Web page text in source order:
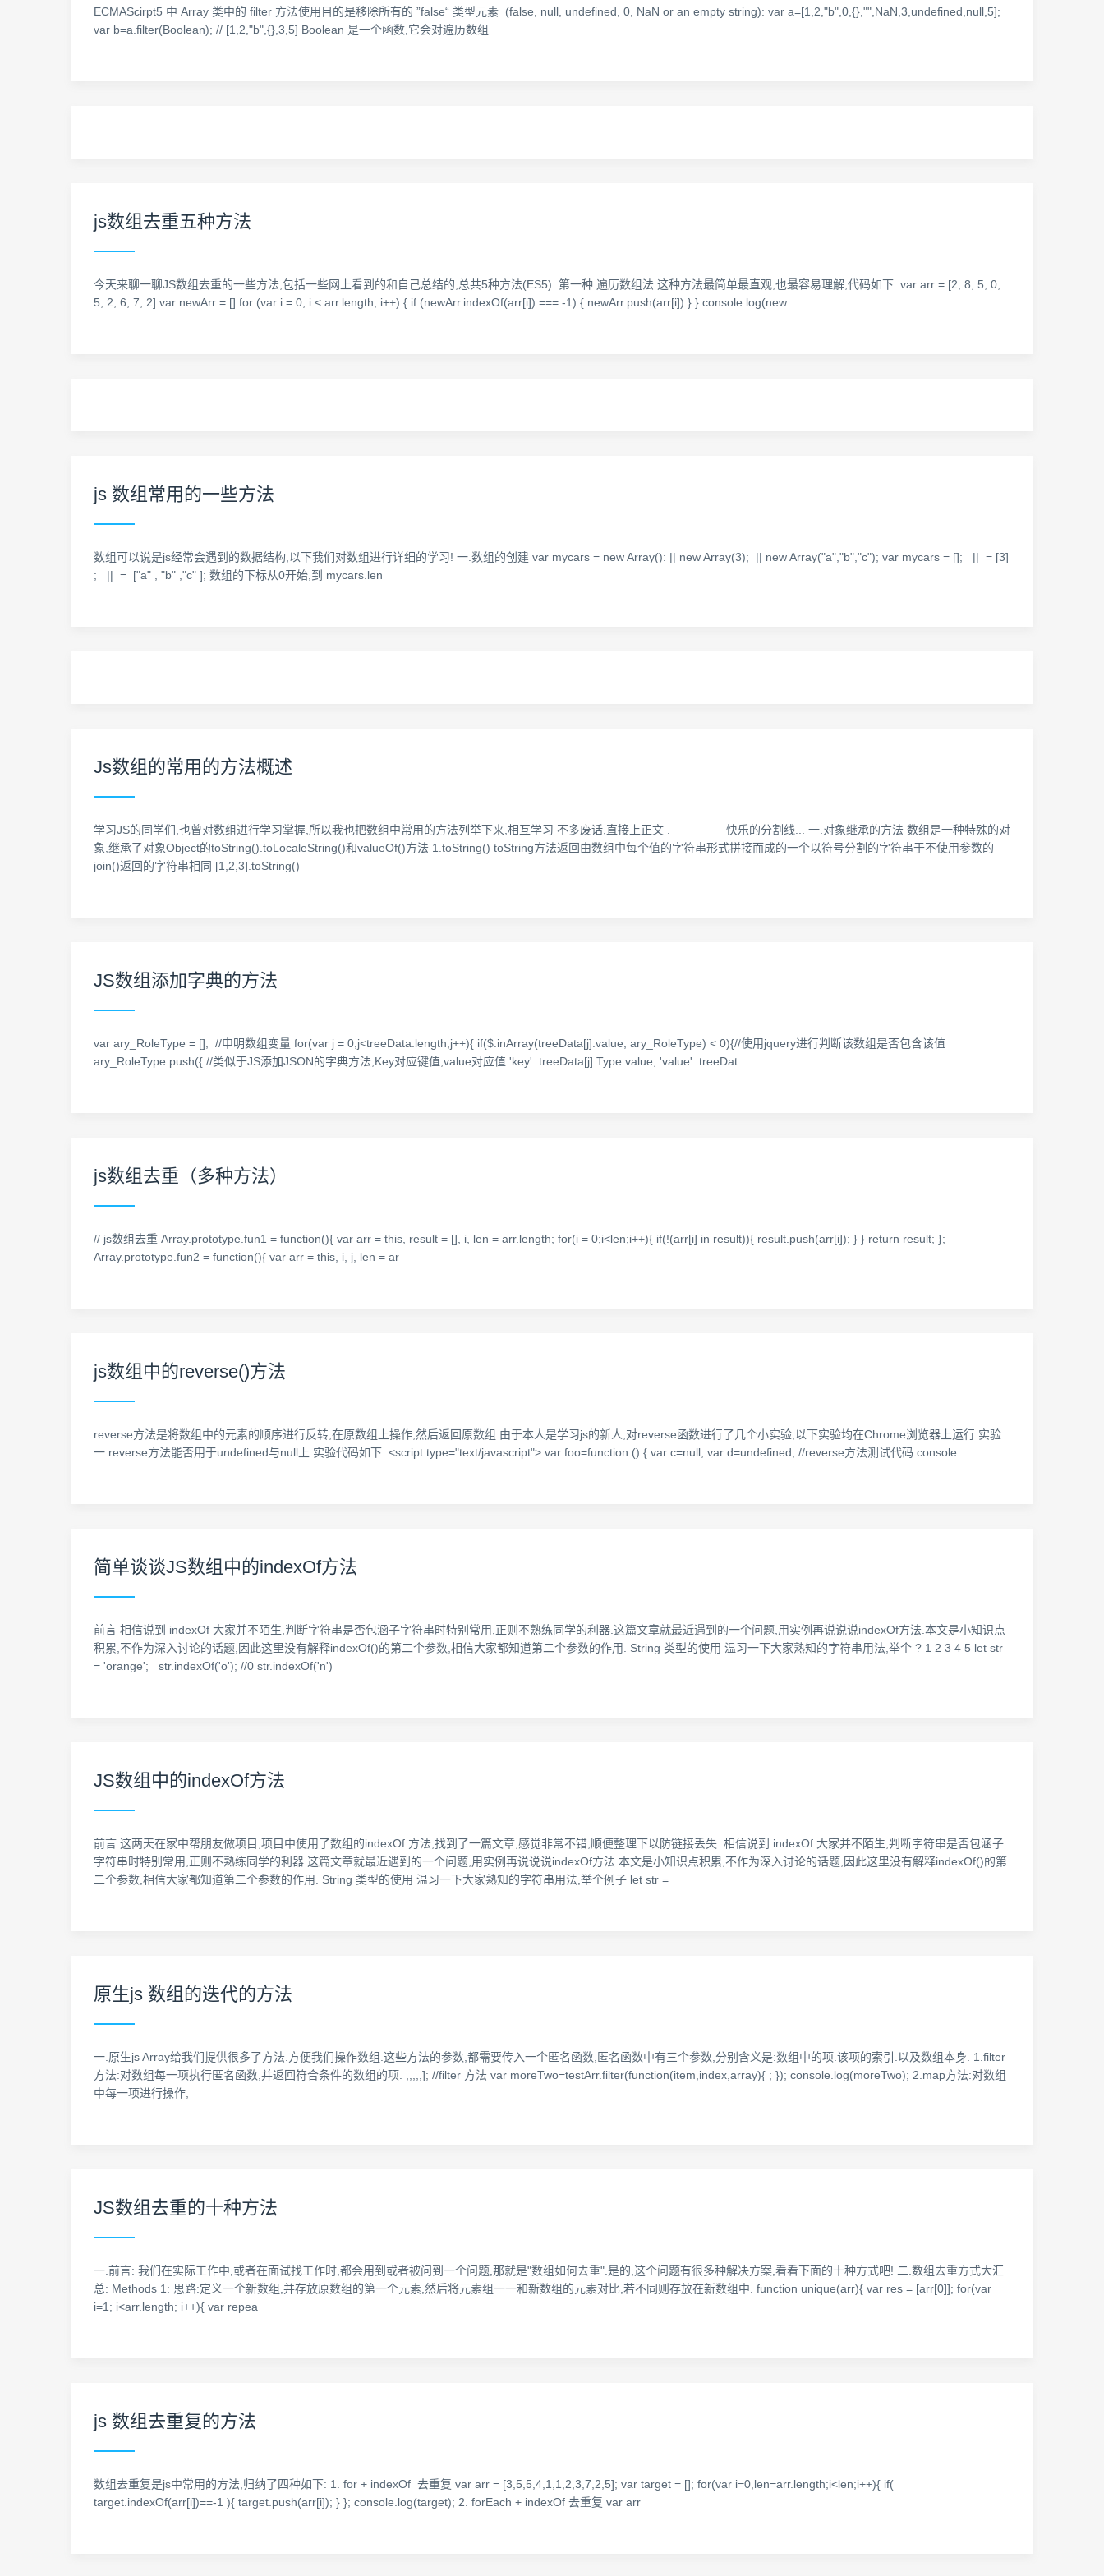
ECMAScirpt5 中 Array 类中的 filter 方法使用目的是移除所有的 ”false“ 类型元素 (false, null, undefined, 0, NaN or an empty string): var a=[1,2,"b",0,{},"",NaN,3,undefined,null,5];
var b=a.filter(Boolean); // [1,2,"b",{},3,5] Boolean 是一个函数,它会对遍历数组
js数组去重五种方法
今天来聊一聊JS数组去重的一些方法,包括一些网上看到的和自己总结的,总共5种方法(ES5). 第一种:遍历数组法 这种方法最简单最直观,也最容易理解,代码如下: var arr = [2, 8, 5, 0,
5, 2, 6, 7, 2] var newArr = [] for (var i = 0; i < arr.length; i++) { if (newArr.indexOf(arr[i]) === -1) { newArr.push(arr[i]) } } console.log(new
js 数组常用的一些方法
数组可以说是js经常会遇到的数据结构,以下我们对数组进行详细的学习! 一.数组的创建 var mycars = new Array(): || new Array(3); || new Array("a","b","c"); var mycars = []; || = [3]
; || = ["a" , "b" ,"c" ]; 数组的下标从0开始,到 mycars.len
Js数组的常用的方法概述
学习JS的同学们,也曾对数组进行学习掌握,所以我也把数组中常用的方法列举下来,相互学习 不多废话,直接上正文 . 快乐的分割线... 一.对象继承的方法 数组是一种特殊的对
象,继承了对象Object的toString().toLocaleString()和valueOf()方法 1.toString() toString方法返回由数组中每个值的字符串形式拼接而成的一个以符号分割的字符串于不使用参数的
join()返回的字符串相同 [1,2,3].toString()
JS数组添加字典的方法
var ary_RoleType = []; //申明数组变量 for(var j = 0;j<treeData.length;j++){ if($.inArray(treeData[j].value, ary_RoleType) < 0){//使用jquery进行判断该数组是否包含该值
ary_RoleType.push({ //类似于JS添加JSON的字典方法,Key对应键值,value对应值 'key': treeData[j].Type.value, 'value': treeDat
js数组去重（多种方法）
// js数组去重 Array.prototype.fun1 = function(){ var arr = this, result = [], i, len = arr.length; for(i = 0;i<len;i++){ if(!(arr[i] in result)){ result.push(arr[i]); } } return result; };
Array.prototype.fun2 = function(){ var arr = this, i, j, len = ar
js数组中的reverse()方法
reverse方法是将数组中的元素的顺序进行反转,在原数组上操作,然后返回原数组.由于本人是学习js的新人,对reverse函数进行了几个小实验,以下实验均在Chrome浏览器上运行 实验
一:reverse方法能否用于undefined与null上 实验代码如下: <script type="text/javascript"> var foo=function () { var c=null; var d=undefined; //reverse方法测试代码 console
简单谈谈JS数组中的indexOf方法
前言 相信说到 indexOf 大家并不陌生,判断字符串是否包涵子字符串时特别常用,正则不熟练同学的利器.这篇文章就最近遇到的一个问题,用实例再说说说indexOf方法.本文是小知识点
积累,不作为深入讨论的话题,因此这里没有解释indexOf()的第二个参数,相信大家都知道第二个参数的作用. String 类型的使用 温习一下大家熟知的字符串用法,举个 ? 1 2 3 4 5 let str
= 'orange'; str.indexOf('o'); //0 str.indexOf('n')
JS数组中的indexOf方法
前言 这两天在家中帮朋友做项目,项目中使用了数组的indexOf 方法,找到了一篇文章,感觉非常不错,顺便整理下以防链接丢失. 相信说到 indexOf 大家并不陌生,判断字符串是否包涵子
字符串时特别常用,正则不熟练同学的利器.这篇文章就最近遇到的一个问题,用实例再说说说indexOf方法.本文是小知识点积累,不作为深入讨论的话题,因此这里没有解释indexOf()的第
二个参数,相信大家都知道第二个参数的作用. String 类型的使用 温习一下大家熟知的字符串用法,举个例子 let str =
原生js 数组的迭代的方法
一.原生js Array给我们提供很多了方法.方便我们操作数组.这些方法的参数,都需要传入一个匿名函数,匿名函数中有三个参数,分别含义是:数组中的项.该项的索引.以及数组本身. 1.filter
方法:对数组每一项执行匿名函数,并返回符合条件的数组的项. ,,,,,]; //filter 方法 var moreTwo=testArr.filter(function(item,index,array){ ; }); console.log(moreTwo); 2.map方法:对数组
中每一项进行操作,
JS数组去重的十种方法
一.前言: 我们在实际工作中,或者在面试找工作时,都会用到或者被问到一个问题,那就是"数组如何去重".是的,这个问题有很多种解决方案,看看下面的十种方式吧! 二.数组去重方式大汇
总: Methods 1: 思路:定义一个新数组,并存放原数组的第一个元素,然后将元素组一一和新数组的元素对比,若不同则存放在新数组中. function unique(arr){ var res = [arr[0]]; for(var
i=1; i<arr.length; i++){ var repea
js 数组去重复的方法
数组去重复是js中常用的方法,归纳了四种如下: 1. for + indexOf 去重复 var arr = [3,5,5,4,1,1,2,3,7,2,5]; var target = []; for(var i=0,len=arr.length;i<len;i++){ if(
target.indexOf(arr[i])==-1 ){ target.push(arr[i]); } }; console.log(target); 2. forEach + indexOf 去重复 var arr